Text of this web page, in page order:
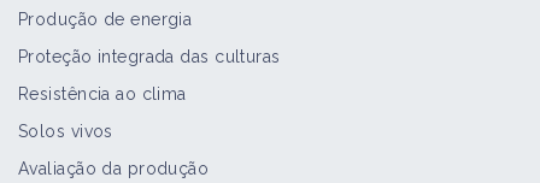
Produção de energia
Proteção integrada das culturas
Resistência ao clima
Solos vivos
Avaliação da produção